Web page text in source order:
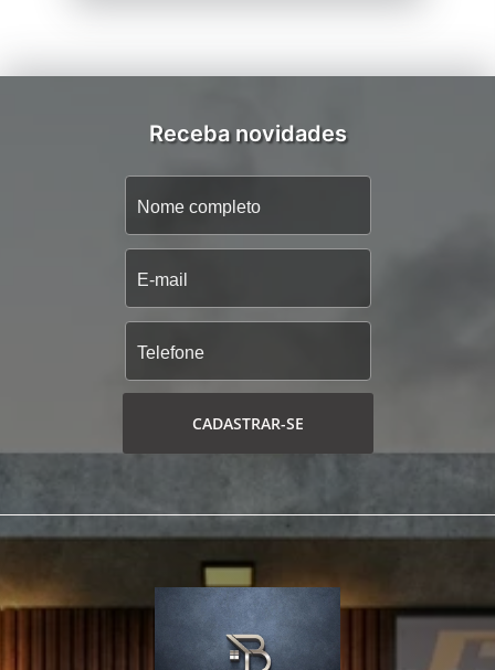
Receba novidades
CADASTRAR-SE